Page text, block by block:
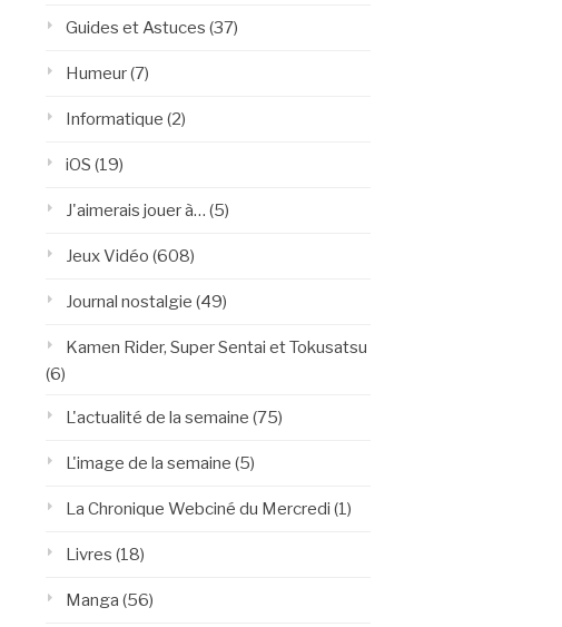
Guides et Astuces (37)
Humeur(7)
Informatique (2)
iOS (19)
J'aimerais jouer à… (5)
Jeux Vidéo (608)
Journal nostalgie (49)
Kamen Rider, Super Sentai et Tokusatsu
(6)
L'actualité de la semaine (75)
L'image de la semaine (5)
La Chronique Webciné du Mercredi (1)
Livres (18)
Manga (56)